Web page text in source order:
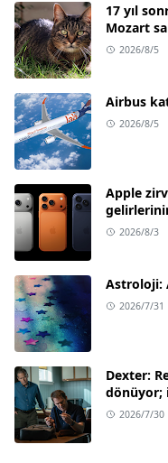
17 yıl
Mozart
2026/8/5
Airbus
2026/8/5
Apple
2026/8/3
Astroloji:
2026/7/31
Dexter:
dönüyor;
2026/7/30